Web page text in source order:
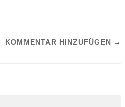
KOMMENTAR HINZUFÜGEN →